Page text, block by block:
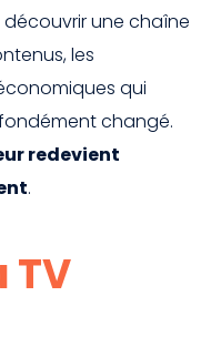
découvrir une chaîne
les
qui
changé.
redevient
.
TV